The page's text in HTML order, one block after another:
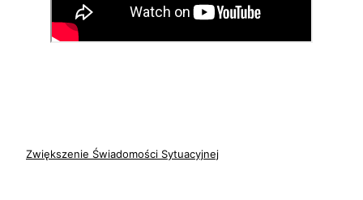
Zwiększenie Świadomości Sytuacyjnej